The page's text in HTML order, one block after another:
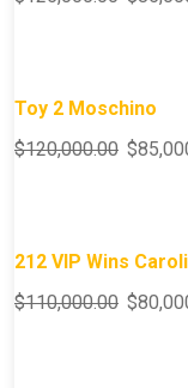
Toy 2 Moschino
$120,000.00 $
212 VIP Wins
$110,000.00 $